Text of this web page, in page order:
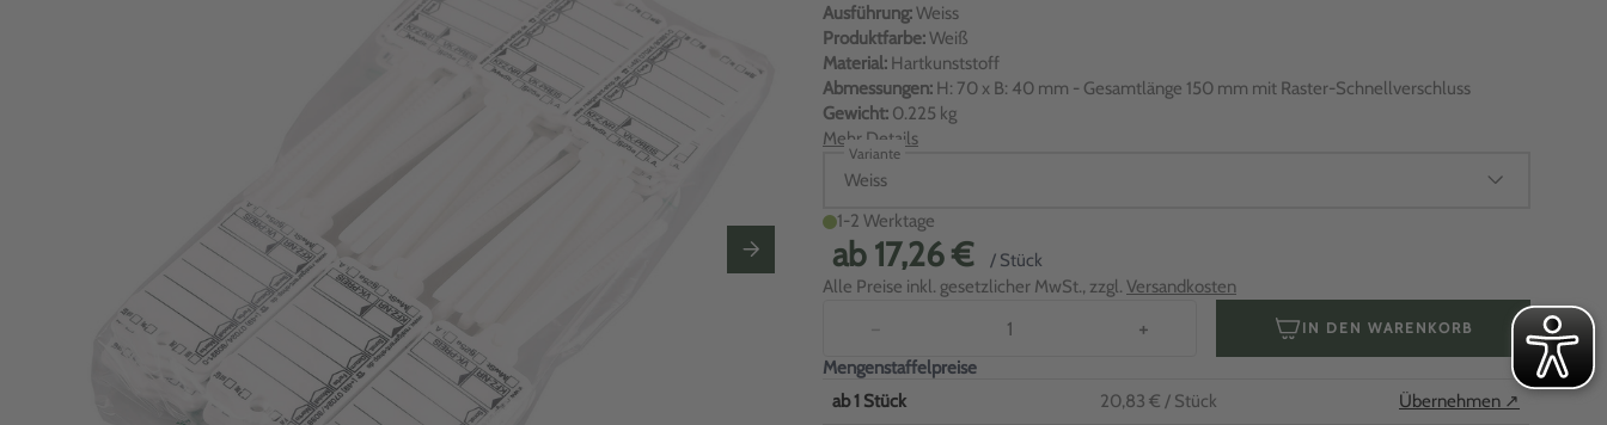
Ausführung:Weiss
Produktfarbe:Weiß
Material: Hartkunststoff
Abmessungen: H: 70 x B: 40 mm - Gesamtlänge 150 mm mit Raster-Schnellverschluss
Gewicht: 0.225 kg
Mehr Details
Variante
Weiss
1-2 Werktage
ab 17,26 €
/ Stück
Alle Preise inkl. gesetzlicher MwSt., zzgl. Versandkosten
− + IN DEN WARENKORB
Mengenstaffelpreise
ab1 Stück 20,83 € / Stück Übernehmen ↗